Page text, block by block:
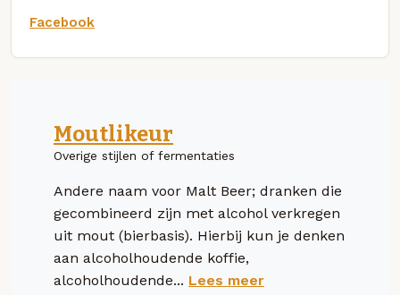
Facebook
Moutlikeur
Overige stijlen of fermentaties
Andere naam voor Malt Beer; dranken die
gecombineerd zijn met alcohol verkregen
uit mout (bierbasis). Hierbij kun je denken
aan alcoholhoudende koffie,
alcoholhoudende... Lees meer